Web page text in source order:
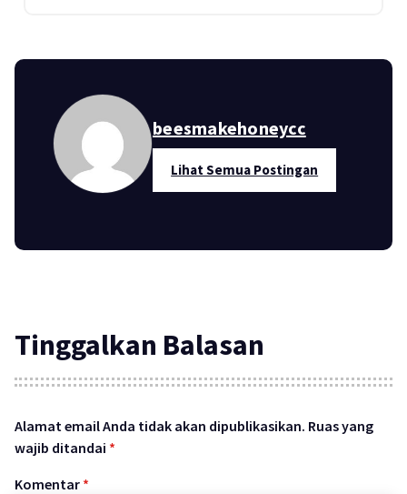
beesmakehoneycc
Lihat Semua Postingan
Tinggalkan Balasan
Alamat email Anda tidak akan dipublikasikan. Ruas yang
wajib ditandai *
Komentar *